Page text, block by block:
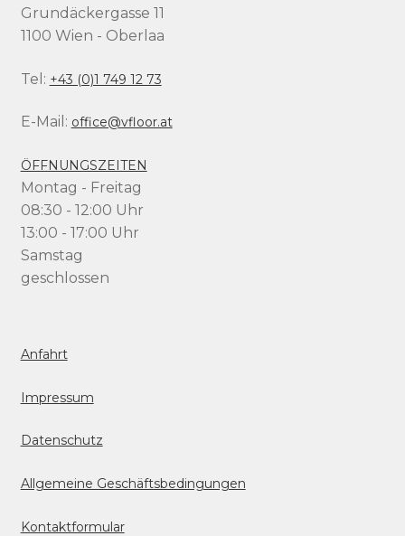
Grundäckergasse 11
1100 Wien - Oberlaa
Tel: +43 (0)1 749 12 73
E-Mail: office@vfloor.at
ÖFFNUNGSZEITEN
Montag - Freitag
08:30 - 12:00 Uhr
13:00 - 17:00 Uhr
Samstag
geschlossen
Anfahrt
Impressum
Datenschutz
Allgemeine Geschäftsbedingungen
Kontaktformular